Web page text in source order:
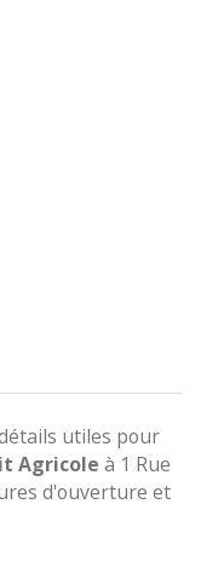
utiles pour
Agricole à 1 Rue
d'ouverture et